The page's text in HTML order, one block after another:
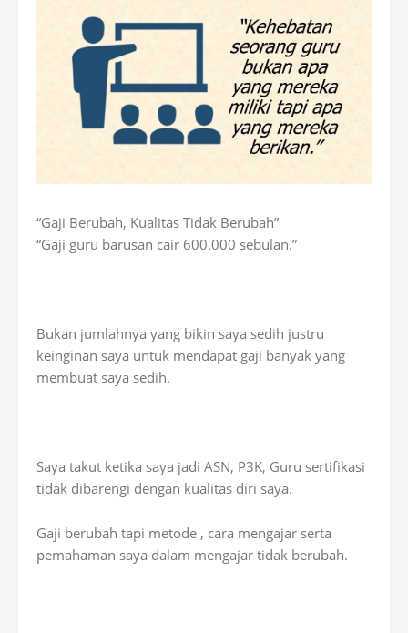
“Gaji Berubah, Kualitas Tidak Berubah”
“Gaji guru barusan cair 600.000 sebulan.”
Bukan jumlahnya yang bikin saya sedih justru
keinginan saya untuk mendapat gaji banyak yang
membuat saya sedih.
Saya takut ketika saya jadi ASN, P3K, Guru sertifikasi
tidak dibarengi dengan kualitas diri saya.
Gaji berubah tapi metode , cara mengajar serta
pemahaman saya dalam mengajar tidak berubah.